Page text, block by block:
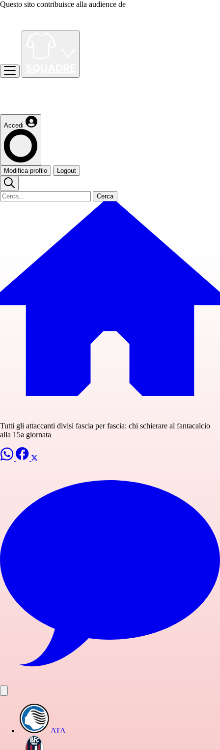
Questo sito contribuisce alla audience de
Accedi
Modifica profilo Logout
Cerca
Tutti gli attaccanti divisi fascia per fascia: chi schierare al fantacalcio
alla 15a giornata
ATA